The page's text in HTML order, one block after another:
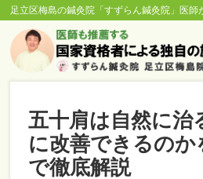
足立区梅島の鍼灸院「すずらん鍼灸院」医師
五十肩は自然に治
に改善できるのか
で徹底解説